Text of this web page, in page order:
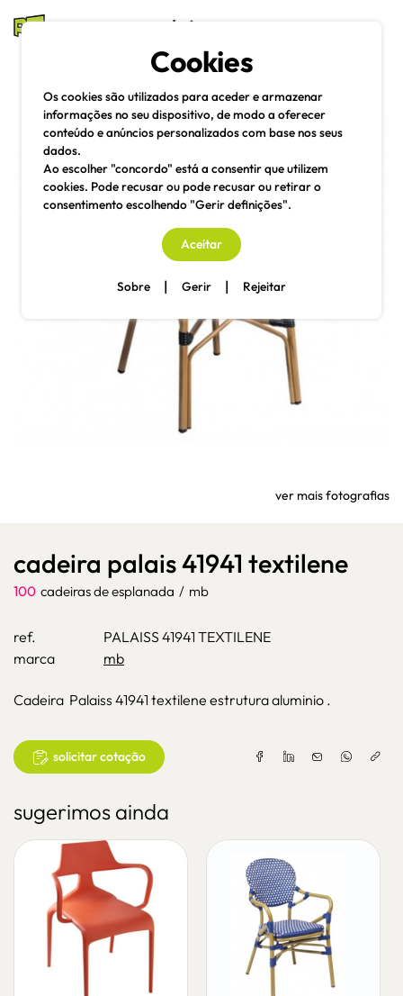
mesas e cadeiras
Pesquisa
ver mais fotografias
cadeira palais 41941 textilene
100 cadeiras de esplanada / mb
ref.
PALAISS 41941 TEXTILENE
marca
mb
Cadeira Palaiss 41941 textilene estrutura aluminio .
solicitar cotação
sugerimos ainda
Cookies
Os cookies são utilizados para aceder e armazenar
informações no seu dispositivo, de modo a oferecer
conteúdo e anúncios personalizados com base nos seus
dados.
Ao escolher "concordo" está a consentir que utilizem
cookies. Pode recusar ou pode recusar ou retirar o
consentimento escolhendo "Gerir definições".
Aceitar
Sobre | Gerir | Rejeitar